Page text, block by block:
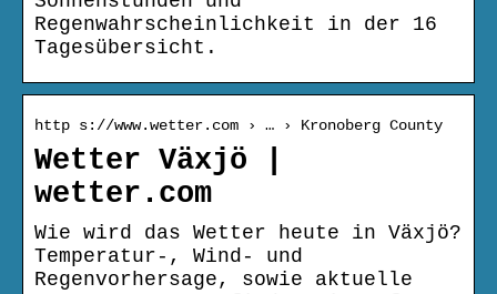
Regenwahrscheinlichkeit in der 16
Tagesübersicht.
http s://www.wetter.com › … › Kronoberg County
Wetter Växjö |
wetter.com
Wie wird das Wetter heute in Växjö?
Temperatur-, Wind- und
Regenvorhersage, sowie aktuelle